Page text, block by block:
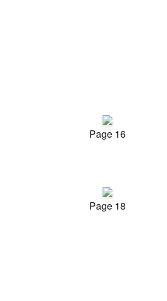
Page 16
Page 18